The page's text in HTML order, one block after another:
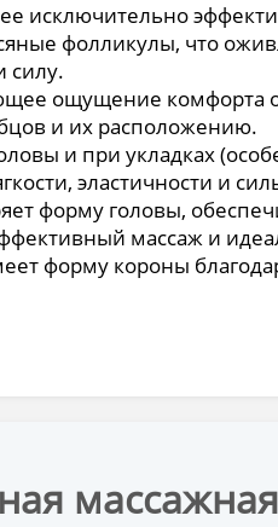
исключительно
фолликулы, что
силу.
ощущение комфорта
и их расположению.
и при укладках
эластичности и
форму головы,
массаж и
форму короны
массажная